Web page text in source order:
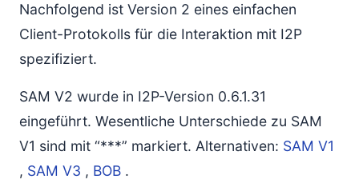
Nachfolgend ist Version 2 eines einfachen
Client-Protokolls für die Interaktion mit I2P
spezifiziert.
SAM V2 wurde in I2P-Version 0.6.1.31
eingeführt. Wesentliche Unterschiede zu SAM
V1 sind mit “***” markiert. Alternativen: SAM V1
, SAM V3 , BOB .